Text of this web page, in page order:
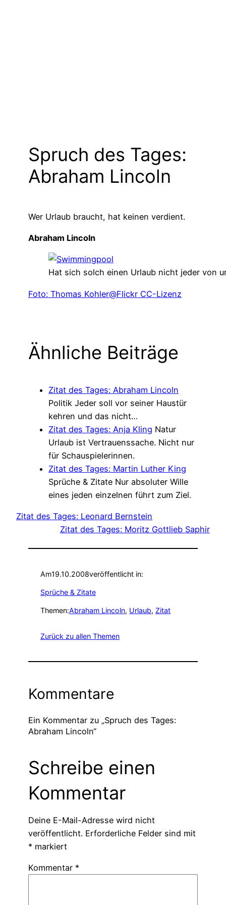
Spruch des Tages:
Abraham Lincoln
Wer Urlaub braucht, hat keinen verdient.
Abraham Lincoln
Hat sich solch einen Urlaub nicht jeder von
Foto: Thomas Kohler@Flickr CC-Lizenz
Ähnliche Beiträge
Zitat des Tages: Abraham Lincoln
Politik Jeder soll vor seiner Haustür
kehren und das nicht…
Zitat des Tages: Anja Kling Natur
Urlaub ist Vertrauenssache. Nicht nur
für Schauspielerinnen.
Zitat des Tages: Martin Luther King
Sprüche & Zitate Nur absoluter Wille
eines jeden einzelnen führt zum Ziel.
Zitat des Tages: Leonard Bernstein
Zitat des Tages: Moritz Gottlieb Saphir
Am19.10.2008veröffentlicht in:
Sprüche & Zitate
Themen:Abraham Lincoln, Urlaub, Zitat
Zurück zu allen Themen
Kommentare
Ein Kommentar zu „Spruch des Tages:
Abraham Lincoln“
Schreibe einen
Kommentar
Deine E-Mail-Adresse wird nicht
veröffentlicht. Erforderliche Felder sind mit
* markiert
Kommentar *